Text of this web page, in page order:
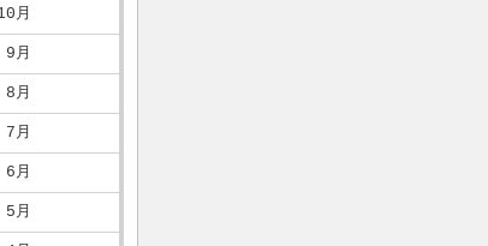
月
月
月
月
月
月